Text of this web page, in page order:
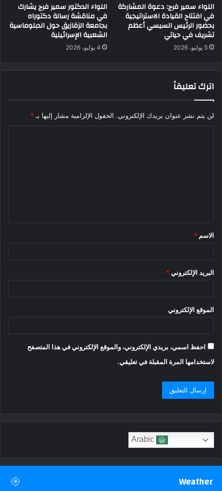
اللواء سمير فرج: دعوة المشاركة
في افتتاح القيادة الاستراتيجية
بحضور الرئيس السيسي أعظم
تشريف في حياتي
5 يوليو، 2026
اللواء الدكتور سمير فرج يشارك
في مناقشة رسالة دكتوراه
بجامعة الزقازيق حول الدبلوماسية
الشعبية الإسرائيلية
4 يوليو، 2026
اترك تعليقاً
لن يتم نشر عنوان بريدك الإلكتروني. الحقول الإلزامية مشار إليها بـ *
*
الاسم *
البريد الإلكتروني *
الموقع الإلكتروني
احفظ اسمي، بريدي الإلكتروني، والموقع الإلكتروني في هذا المتصفح
لاستخدامها المرة المقبلة في تعليقي.
Weather